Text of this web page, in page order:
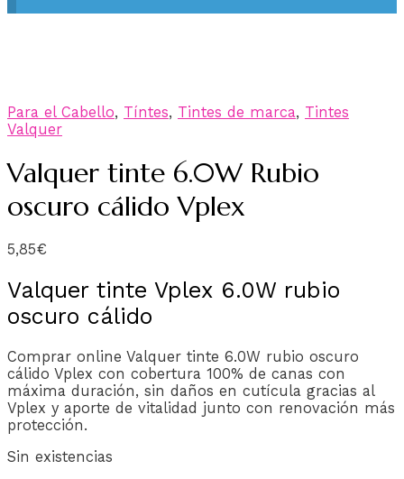
Para el Cabello, Tíntes, Tintes de marca, Tintes
Valquer
Valquer tinte 6.0W Rubio
oscuro cálido Vplex
5,85€
Valquer tinte Vplex 6.0W rubio
oscuro cálido
Comprar online Valquer tinte 6.0W rubio oscuro
cálido Vplex con cobertura 100% de canas con
máxima duración, sin daños en cutícula gracias al
Vplex y aporte de vitalidad junto con renovación más
protección.
Sin existencias